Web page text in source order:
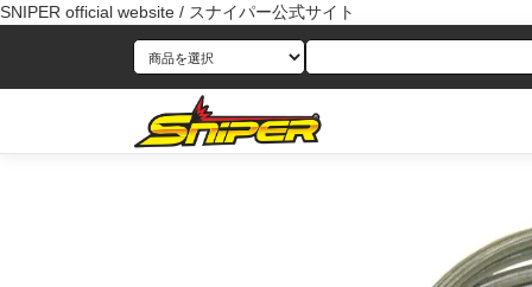
SNIPER official website / スナイパー公式サイト